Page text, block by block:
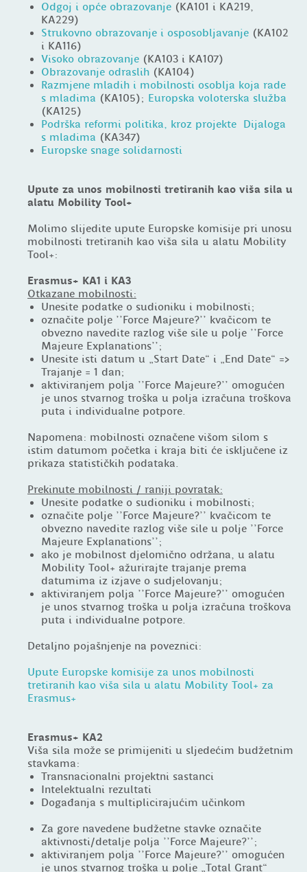
Odgoj i opće obrazovanje (KA101 i KA219,
KA229)
Strukovno obrazovanje i osposobljavanje (KA102
i KA116)
Visoko obrazovanje (KA103 i KA107)
Obrazovanje odraslih (KA104)
Razmjene mladih i mobilnosti osoblja koja rade
s mladima (KA105); Europska voloterska služba
(KA125)
Podrška reformi politika, kroz projekte Dijaloga
s mladima (KA347)
Europske snage solidarnosti
Upute za unos mobilnosti tretiranih kao viša sila u
alatu Mobility Tool+
Molimo slijedite upute Europske komisije pri unosu
mobilnosti tretiranih kao viša sila u alatu Mobility
Tool+:
Erasmus+ KA1 i KA3
Otkazane mobilnosti:
Unesite podatke o sudioniku i mobilnosti;
označite polje ''Force Majeure?'' kvačicom te
obvezno navedite razlog više sile u polje ''Force
Majeure Explanations'';
Unesite isti datum u „Start Date“ i „End Date“ =>
Trajanje = 1 dan;
aktiviranjem polja ''Force Majeure?'' omogućen
je unos stvarnog troška u polja izračuna troškova
puta i individualne potpore.
Napomena: mobilnosti označene višom silom s
istim datumom početka i kraja biti će isključene iz
prikaza statističkih podataka.
Prekinute mobilnosti / raniji povratak:
Unesite podatke o sudioniku i mobilnosti;
označite polje ''Force Majeure?'' kvačicom te
obvezno navedite razlog više sile u polje ''Force
Majeure Explanations'';
ako je mobilnost djelomično održana, u alatu
Mobility Tool+ ažurirajte trajanje prema
datumima iz izjave o sudjelovanju;
aktiviranjem polja ''Force Majeure?'' omogućen
je unos stvarnog troška u polja izračuna troškova
puta i individualne potpore.
Detaljno pojašnjenje na poveznici:
Upute Europske komisije za unos mobilnosti
tretiranih kao viša sila u alatu Mobility Tool+ za
Erasmus+
Erasmus+ KA2
Viša sila može se primijeniti u sljedećim budžetnim
stavkama:
Transnacionalni projektni sastanci
Intelektualni rezultati
Događanja s multiplicirajućim učinkom
Za gore navedene budžetne stavke označite
aktivnosti/detalje polja ''Force Majeure?'';
aktiviranjem polja ''Force Majeure?'' omogućen
je unos stvarnog troška u polje „Total Grant“